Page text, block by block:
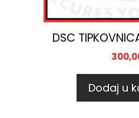
DSC
Dodaj u